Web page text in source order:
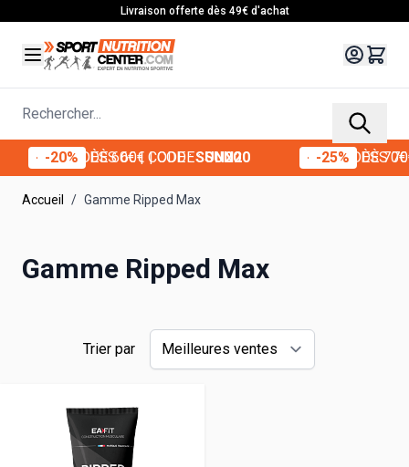
Livraison offerte dès 49€ d'achat
Rechercher...
-20% DÈS 60€| CODE :SUN20 -25% DÈS 70€|
-20% DÈS 60€| CODE :SUN20 -25% DÈS 70€
Accueil / Gamme Ripped Max
Gamme Ripped Max
Trier par